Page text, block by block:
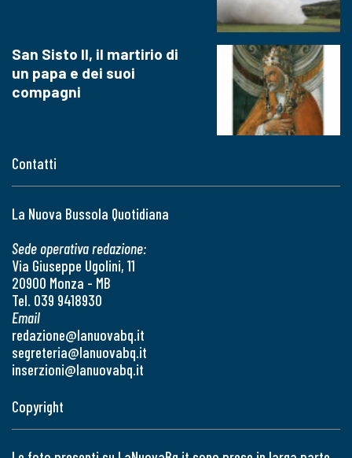
Contatti
La Nuova Bussola Quotidiana
Sede operativa redazione:
Via Giuseppe Ugolini, 11
20900 Monza - MB
Tel. 039 9418930
Email
redazione@lanuovabq.it
segreteria@lanuovabq.it
inserzioni@lanuovabq.it
San Sisto II, il martirio di
un papa e dei suoi
compagni
Copyright